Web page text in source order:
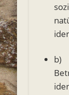
b)